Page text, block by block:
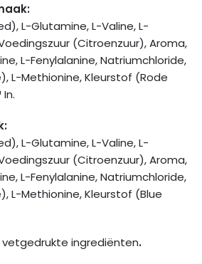
L-Glutamine, L-Valine, L-
(Citroenzuur), Aroma,
L-Fenylalanine, Natriumchloride,
L-Methionine, Kleurstof (Rode
L-Glutamine, L-Valine, L-
(Citroenzuur), Aroma,
L-Fenylalanine, Natriumchloride,
L-Methionine, Kleurstof (Blue
vetgedrukte ingrediënten.